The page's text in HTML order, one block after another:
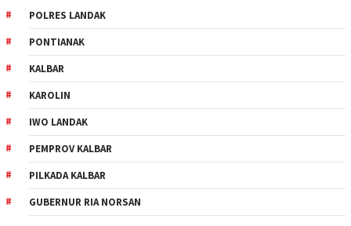
POLRES LANDAK
PONTIANAK
KALBAR
KAROLIN
IWO LANDAK
PEMPROV KALBAR
PILKADA KALBAR
GUBERNUR RIA NORSAN